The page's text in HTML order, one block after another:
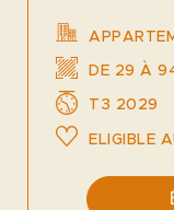
DE 29 À
T3 2029
ELIGIBLE